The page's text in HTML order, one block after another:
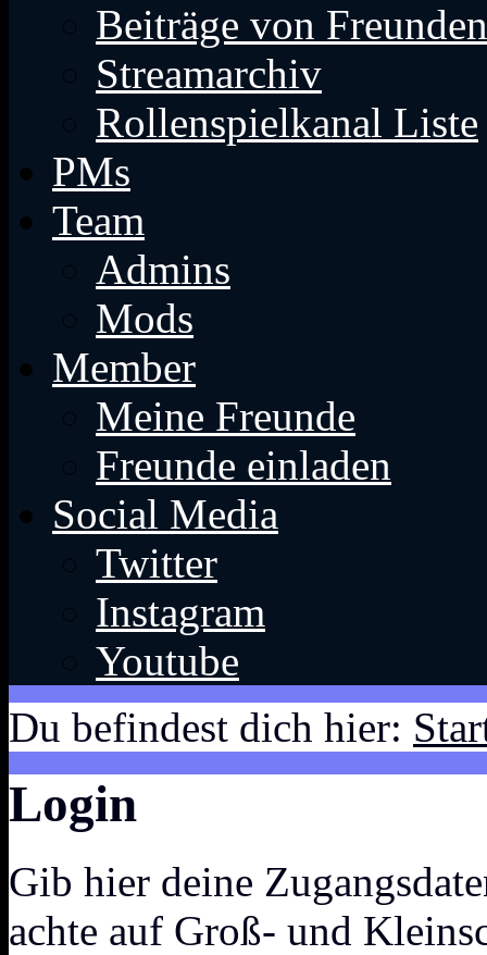
Beiträge von Freunden
Streamarchiv
Rollenspielkanal Liste
PMs
Team
Admins
Mods
Member
Meine Freunde
Freunde einladen
Social Media
Twitter
Instagram
Youtube
Du befindest dich hier:
Login
Gib hier deine
achte auf Groß- und